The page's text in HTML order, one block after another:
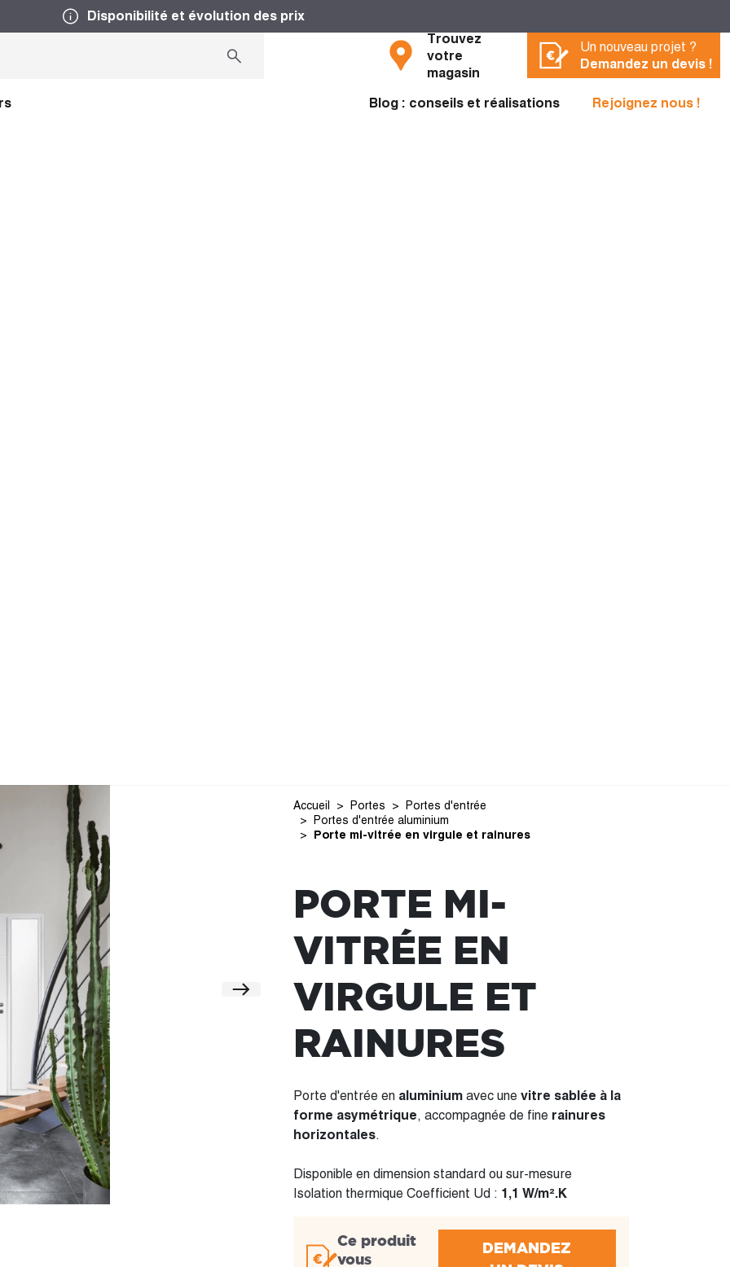
Disponibilité et évolution des prix
Trouvez
votre
magasin
Un nouveau projet ?
Demandez un devis !
Blog : conseils et réalisations Rejoignez nous !
Accueil Portes
Portes d'entrée
Portes d'entrée aluminium
Porte mi-vitrée en virgule et rainures
PORTE MI-
VITRÉE EN
VIRGULE ET
RAINURES
Porte d'entrée en aluminium avec une vitre sablée à la
forme asymétrique, accompagnée de fine rainures
horizontales.
Disponible en dimension standard ou sur-mesure
Isolation thermique Coefficient Ud : 1,1 W/m².K
Ce produit
vous
DEMANDEZ